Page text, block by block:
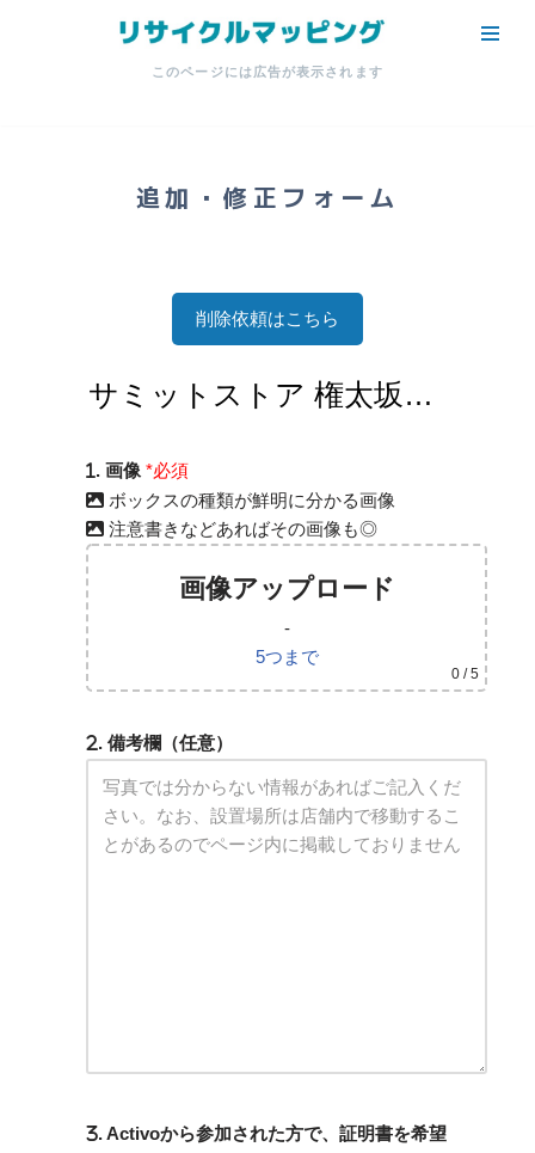
このページには広告が表示されます
追加・修正フォーム
削除依頼はこちら
. 画像 *必須
ボックスの種類が鮮明に分かる画像
注意書きなどあればその画像も◎
画像アップロード
-
5つまで
0 / 5
. 備考欄（任意）
. Activoから参加された方で、証明書を希望